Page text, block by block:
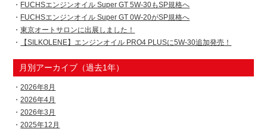
FUCHSエンジンオイル Super GT 5W-30もSP規格へ
FUCHSエンジンオイル Super GT 0W-20がSP規格へ
東京オートサロンに出展しました！
【SILKOLENE】エンジンオイル PRO4 PLUSに5W-30追加発売！
月別アーカイブ（過去1年）
2026年8月
2026年4月
2026年3月
2025年12月